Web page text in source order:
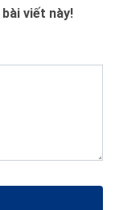
viết này!